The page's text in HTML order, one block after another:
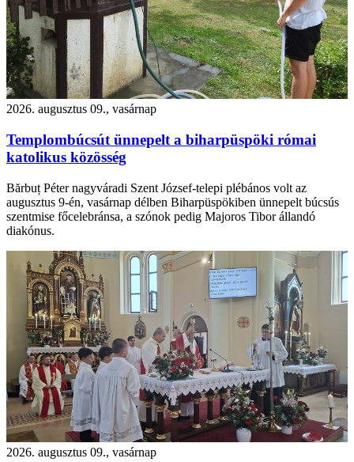
2026. augusztus 09., vasárnap
Templombúcsút ünnepelt a biharpüspöki római
katolikus közösség
Bărbuț Péter nagyváradi Szent József-telepi plébános volt az
augusztus 9-én, vasárnap délben Biharpüspökiben ünnepelt búcsús
szentmise főcelebránsa, a szónok pedig Majoros Tibor állandó
diakónus.
2026. augusztus 09., vasárnap